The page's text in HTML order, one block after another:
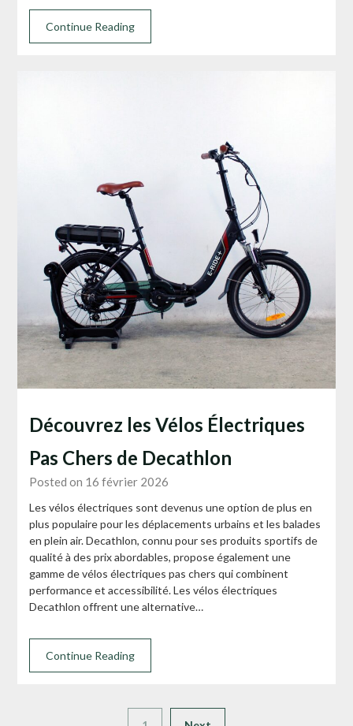
Continue Reading
Découvrez les Vélos Électriques
Pas Chers de Decathlon
Posted on 16 février 2026
Les vélos électriques sont devenus une option de plus en
plus populaire pour les déplacements urbains et les balades
en plein air. Decathlon, connu pour ses produits sportifs de
qualité à des prix abordables, propose également une
gamme de vélos électriques pas chers qui combinent
performance et accessibilité. Les vélos électriques
Decathlon offrent une alternative…
Continue Reading